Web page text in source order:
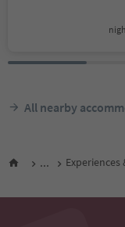
All nearby
... Experiences